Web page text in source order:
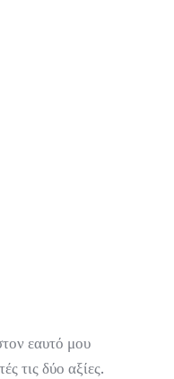
εαυτό μου
τις δύο αξίες.